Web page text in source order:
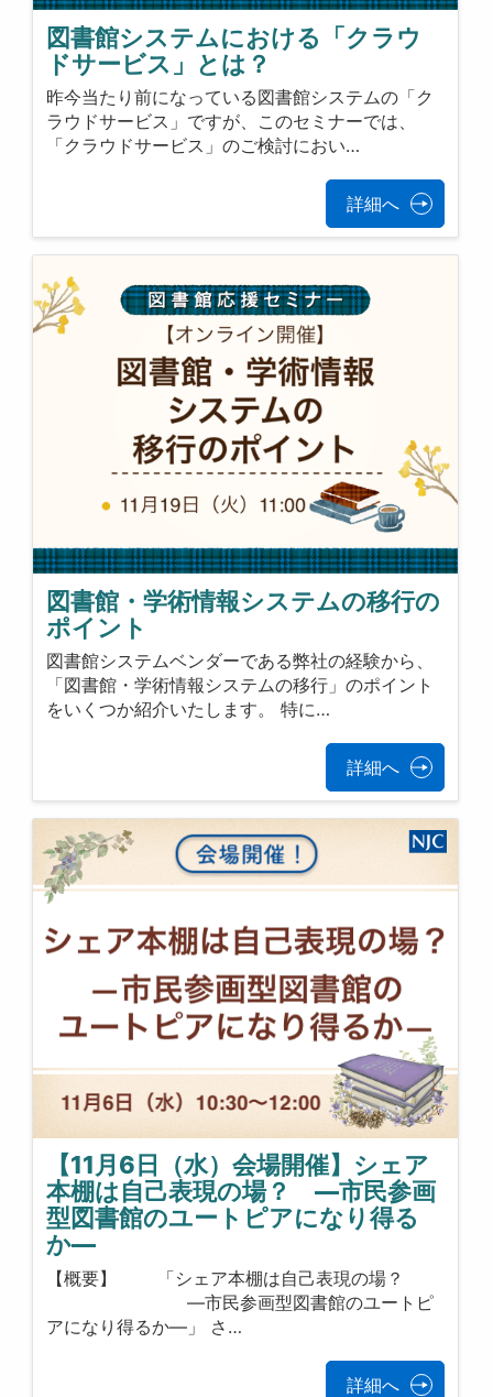
図書館システムにおける「クラウ
ドサービス」とは？
昨今当たり前になっている図書館システムの「ク
ラウドサービス」ですが、このセミナーでは、
「クラウドサービス」のご検討におい…
詳細へ
図書館・学術情報システムの移行の
ポイント
図書館システムベンダーである弊社の経験から、
「図書館・学術情報システムの移行」のポイント
をいくつか紹介いたします。 特に…
詳細へ
【11月6日（水）会場開催】シェア
本棚は自己表現の場？ ―市民参画
型図書館のユートピアになり得る
か―
【概要】 「シェア本棚は自己表現の場？
―市民参画型図書館のユートピ
アになり得るか―」 さ…
詳細へ